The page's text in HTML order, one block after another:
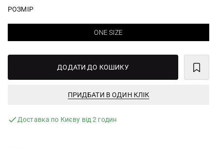
РОЗМІР
ONE SIZE
ДОДАТИ ДО КОШИКУ
ПРИДБАТИ В ОДИН КЛІК
Доставка по Києву від 2 годин